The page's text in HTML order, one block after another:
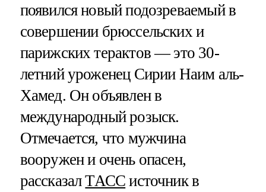
появился новый подозреваемый в
совершении брюссельских и
парижских терактов — это 30-
летний уроженец Сирии Наим аль-
Хамед. Он объявлен в
международный розыск.
Отмечается, что мужчина
вооружен и очень опасен,
рассказалТАСС источник в